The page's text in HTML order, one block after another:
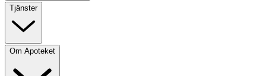
Tjänster
Om Apoteket